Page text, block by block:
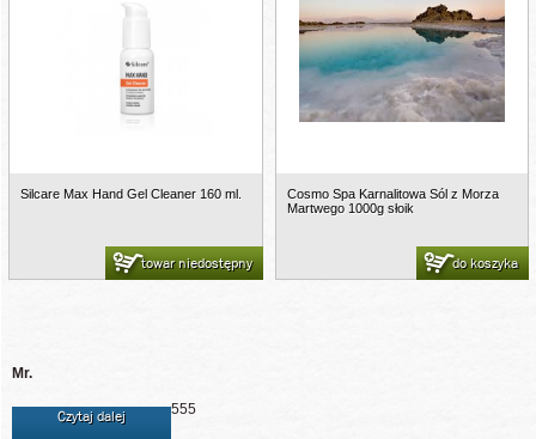
Silcare Max Hand Gel Cleaner 160 ml.
towar niedostępny
Cosmo Spa Karnalitowa Sól z Morza
Martwego 1000g słoik
do koszyka
Mr.
555
Czytaj dalej